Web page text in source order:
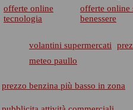
offerte online
tecnologia
offerte online
benessere
volantini supermercati
meteo paullo
prezzo benzina più basso in zona